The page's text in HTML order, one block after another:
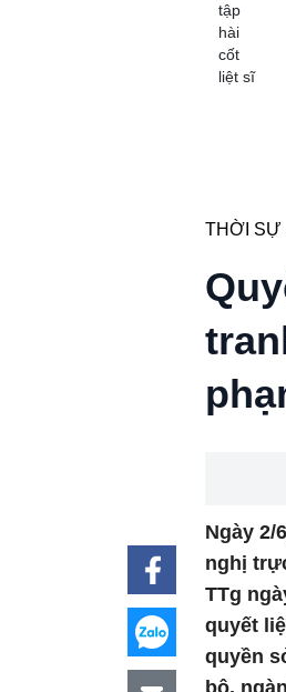
tập
hài
cốt
liệt sĩ
THỜI SỰ
Ngày 2/
nghị
TTg
quyết
quyền